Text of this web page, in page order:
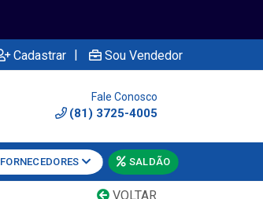
Cadastrar | Sou Vendedor
Fale Conosco
(81) 3725-4005
FORNECEDORES SALDÃO
VOLTAR